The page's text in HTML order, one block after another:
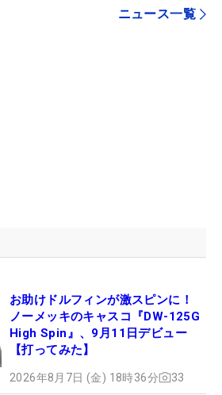
ニュース一覧
お助けドルフィンが激スピンに！
ノーメッキのキャスコ『DW-125G
High Spin』、9月11日デビュー
【打ってみた】
2026年8月7日 (金) 18時36分 33